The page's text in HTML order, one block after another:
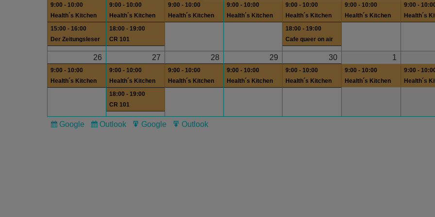
9:00 - 10:00
Health´s Kitchen
15:00 - 16:00
Der Zeitungsleser
9:00 - 10:00
Health´s Kitchen
18:00 - 19:00
CR 101
9:00 - 10:00
Health´s Kitchen
9:00 - 10:00
Health´s Kitchen
9:00 - 10:00
Health´s Kitchen
18:00 - 19:00
Cafe queer on air
9:00 - 10:00
Health´s Kitchen
9:00 -
Health´s
26
9:00 - 10:00
Health´s Kitchen
27
9:00 - 10:00
Health´s Kitchen
18:00 - 19:00
CR 101
28
9:00 - 10:00
Health´s Kitchen
29
9:00 - 10:00
Health´s Kitchen
30
9:00 - 10:00
Health´s Kitchen
1
9:00 - 10:00
Health´s Kitchen
9:00 -
Health´s
Subscribe
Google
Subscribe
Outlook
Export
Google
Export
Outlook